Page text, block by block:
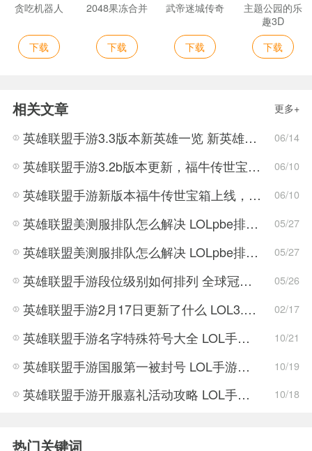
贪吃机器人
下载
2048果冻合并
下载
武帝迷城传奇
下载
主题公园的乐
趣3D
下载
相关文章 更多+
英雄联盟手游3.3版本新英雄一览 新英雄详细攻略 06/14
英雄联盟手游3.2b版本更新，福牛传世宝箱正式上线！ 06/10
英雄联盟手游新版本福牛传世宝箱上线，寡妇大削弱，将跌落神坛？ 06/10
英雄联盟美测服排队怎么解决 LOLpbe排队时间太长解决方法 05/27
英雄联盟美测服排队怎么解决 LOLpbe排队时间太长解决教程 05/27
英雄联盟手游段位级别如何排列 全球冠军杯是什么 05/26
英雄联盟手游2月17日更新了什么 LOL3.0版本更新内容一览 02/17
英雄联盟手游名字特殊符号大全 LOL手游那些特殊符号可以用在名称中 10/21
英雄联盟手游国服第一被封号 LOL手游国服第一封号怎么回事 10/19
英雄联盟手游开服嘉礼活动攻略 LOL手游改名卡获取方法 10/18
热门关键词